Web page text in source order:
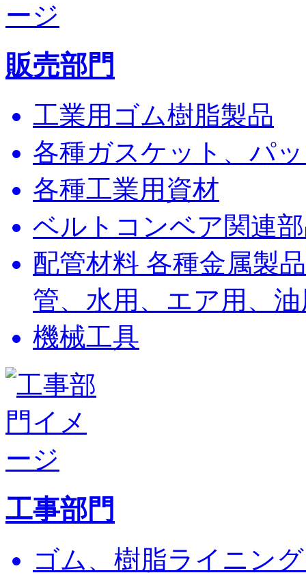
販売部門
工業用ゴム樹脂製品
各種ガスケット、パ
各種工業用資材
ベルトコンベア関連
配管材料 各種金属製
管、水用、エア用、
機械工具
工事部門
ゴム、樹脂ライニン